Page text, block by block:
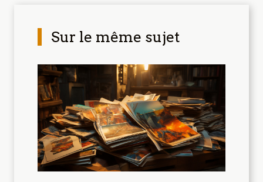
Sur le même sujet